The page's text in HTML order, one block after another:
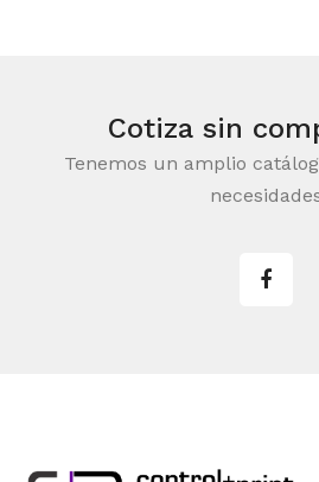
Cotiza sin
Tenemos un amplio